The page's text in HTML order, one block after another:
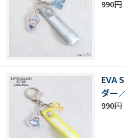
990円
EVA
ダー
990円